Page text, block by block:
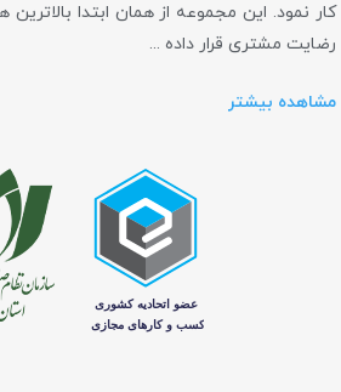
کار نمود. این مجموعه از همان ابتدا
رضایت مشتری قرار داده ...
مشاهده بیشتر